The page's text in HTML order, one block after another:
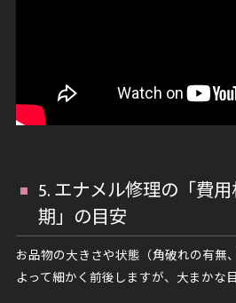
5. エナメル修理の「費
期」の目安
お品物の大きさや状態（角破れの有無
よって細かく前後しますが、大まかな